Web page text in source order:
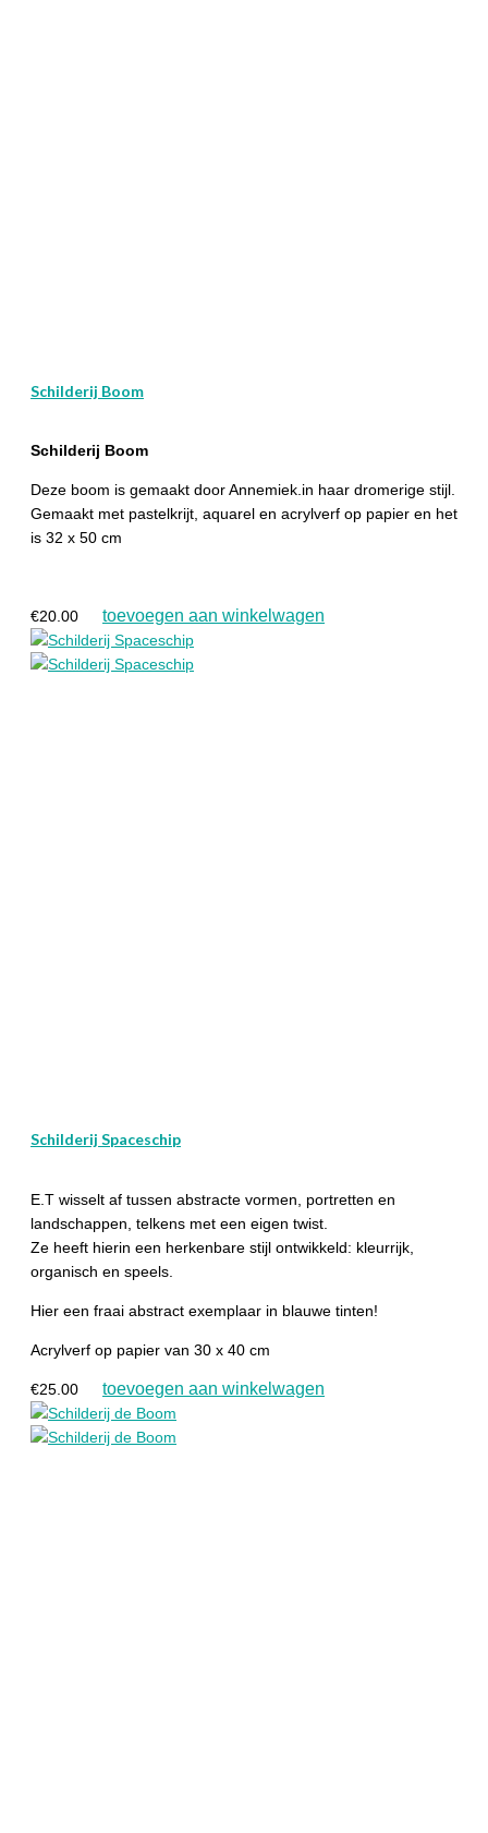
Schilderij Boom
Schilderij Boom
Deze boom is gemaakt door Annemiek.in haar dromerige stijl.
Gemaakt met pastelkrijt, aquarel en acrylverf op papier en het
is 32 x 50 cm
€20.00 toevoegen aan winkelwagen
Schilderij Spaceschip
E.T wisselt af tussen abstracte vormen, portretten en
landschappen, telkens met een eigen twist.
Ze heeft hierin een herkenbare stijl ontwikkeld: kleurrijk,
organisch en speels.
Hier een fraai abstract exemplaar in blauwe tinten!
Acrylverf op papier van 30 x 40 cm
€25.00 toevoegen aan winkelwagen